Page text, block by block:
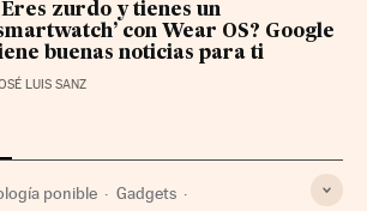
zurdo y tienes un
con Wear OS? Google
buenas noticias para ti
LUIS SANZ
ponible Gadgets